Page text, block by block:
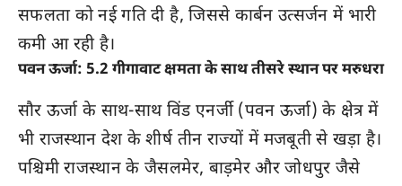
सफलता को नई गति दी है, जिससे कार्बन उत्सर्जन में भारी
कमी आ रही है।
पवन ऊर्जा: 5.2 गीगावाट क्षमता के साथ तीसरे स्थान पर मरुधरा
सौर ऊर्जा के साथ-साथ विंड एनर्जी (पवन ऊर्जा) के क्षेत्र में
भी राजस्थान देश के शीर्ष तीन राज्यों में मजबूती से खड़ा है।
पश्चिमी राजस्थान के जैसलमेर, बाड़मेर और जोधपुर जैसे